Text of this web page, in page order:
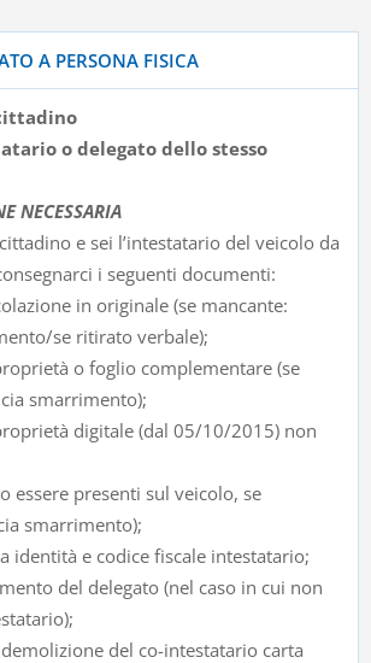
A PERSONA FISICA
o delegato dello stesso
NECESSARIA
e sei l’intestatario del veicolo da
i seguenti documenti:
in originale (se mancante:
se ritirato verbale);
o foglio complementare (se
smarrimento);
digitale (dal 05/10/2015) non
essere presenti sul veicolo, se
smarrimento);
identità e codice fiscale intestatario;
del delegato (nel caso in cui non
del co-intestatario carta